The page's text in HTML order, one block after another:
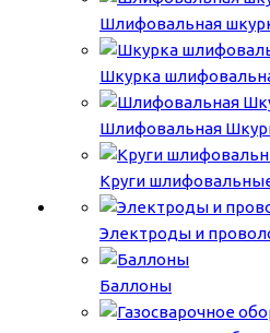
Шлифовальная
Шкурка
Шлифовальная
Круги
Электроды и
Баллоны